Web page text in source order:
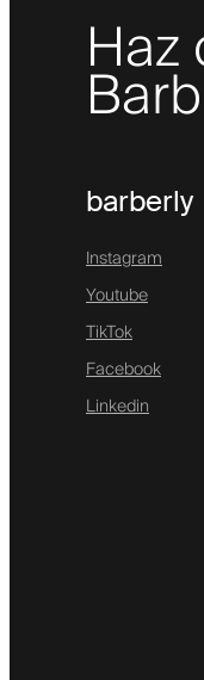
barberly
Instagram
Youtube
TikTok
Facebook
Linkedin